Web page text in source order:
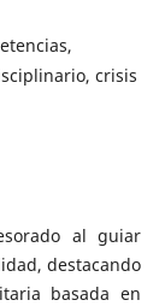
crisis
al guiar
destacando
basada en